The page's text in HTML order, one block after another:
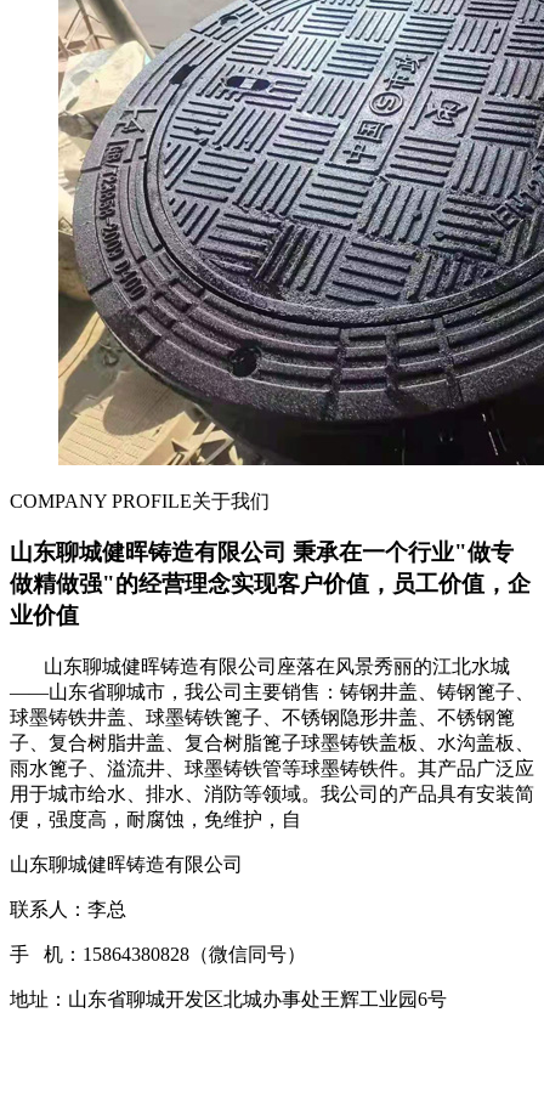
COMPANY PROFILE关于我们
山东聊城健晖铸造有限公司 秉承在一个行业"做专
做精做强"的经营理念实现客户价值，员工价值，企
业价值
山东聊城健晖铸造有限公司座落在风景秀丽的江北水城
——山东省聊城市，我公司主要销售：铸钢井盖、铸钢篦子、
球墨铸铁井盖、球墨铸铁篦子、不锈钢隐形井盖、不锈钢篦
子、复合树脂井盖、复合树脂篦子球墨铸铁盖板、水沟盖板、
雨水篦子、溢流井、球墨铸铁管等球墨铸铁件。其产品广泛应
用于城市给水、排水、消防等领域。我公司的产品具有安装简
便，强度高，耐腐蚀，免维护，自
山东聊城健晖铸造有限公司
联系人：李总
手 机：15864380828（微信同号）
地址：山东省聊城开发区北城办事处王辉工业园6号